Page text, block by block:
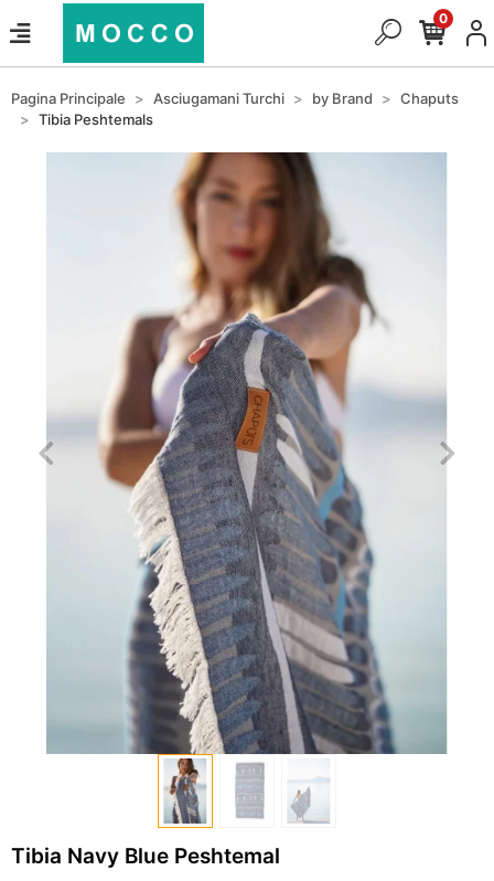
0
Pagina Principale Asciugamani Turchi by Brand
Chaputs
Tibia Peshtemals
Tibia Navy Blue Peshtemal